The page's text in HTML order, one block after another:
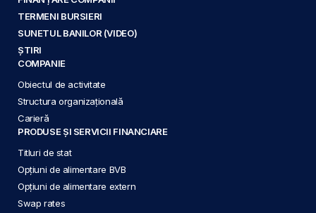
TERMENI BURSIERI
SUNETUL BANILOR (VIDEO)
ȘTIRI
COMPANIE
Obiectul de activitate
Structura organizațională
Carieră
PRODUSE ȘI SERVICII FINANCIARE
Titluri de stat
Opțiuni de alimentare BVB
Opțiuni de alimentare extern
Swap rates